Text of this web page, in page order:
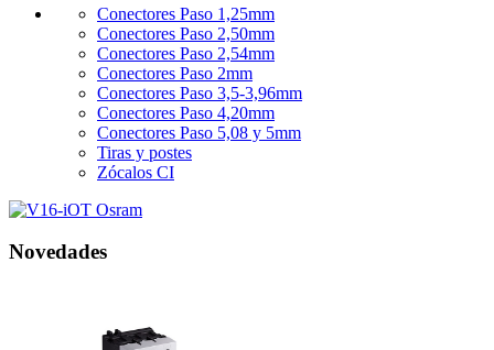
Conectores Paso 1,25mm
Conectores Paso 2,50mm
Conectores Paso 2,54mm
Conectores Paso 2mm
Conectores Paso 3,5-3,96mm
Conectores Paso 4,20mm
Conectores Paso 5,08 y 5mm
Tiras y postes
Zócalos CI
Novedades